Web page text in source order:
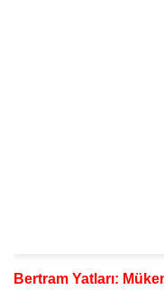
Bertram Yatları: